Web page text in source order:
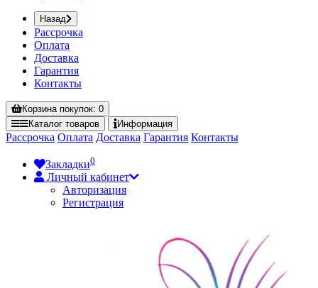
Назад
Рассрочка
Оплата
Доставка
Гарантия
Контакты
Корзинапокупок: 0
Каталог товаров Информация
Рассрочка Оплата Доставка Гарантия Контакты
Закладки0
Личный кабинет
Авторизация
Регистрация